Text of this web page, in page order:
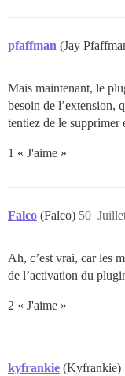
pfaffman (Jay
Mais maintenant, le
besoin de l’extension,
tentiez de le supprimer
1 « J'aime »
Falco (Falco) 50
Ah, c’est vrai, car les
de l’activation du
2 « J'aime »
kyfrankie (Kyfrankie)